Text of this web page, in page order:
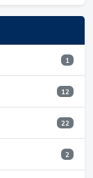
1
12
22
2